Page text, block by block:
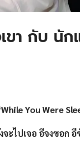
ขา กับ นั
You Were
จะไปเจอ อีจงซอก